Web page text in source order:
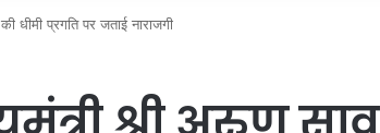
धीमी प्रगति पर जताई नाराजगी